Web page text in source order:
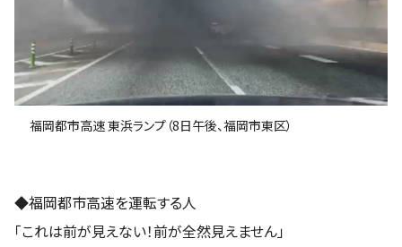
福岡都市高速 東浜ランプ（8日午後、福岡市東区）
◆福岡都市高速を運転する人
「これは前が見えない！前が全然見えません」